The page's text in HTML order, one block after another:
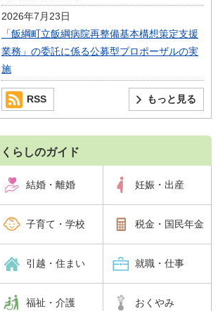
2026年7月23日
「飯綱町立飯綱病院再整備基本構想策定支援
業務」の委託に係る公募型プロポーザルの実
施
もっと見る
RSS
くらしのガイド
結婚・離婚 妊娠・出産
子育て・学校 税金・国民年金
引越・住まい 就職・仕事
福祉・介護 おくやみ